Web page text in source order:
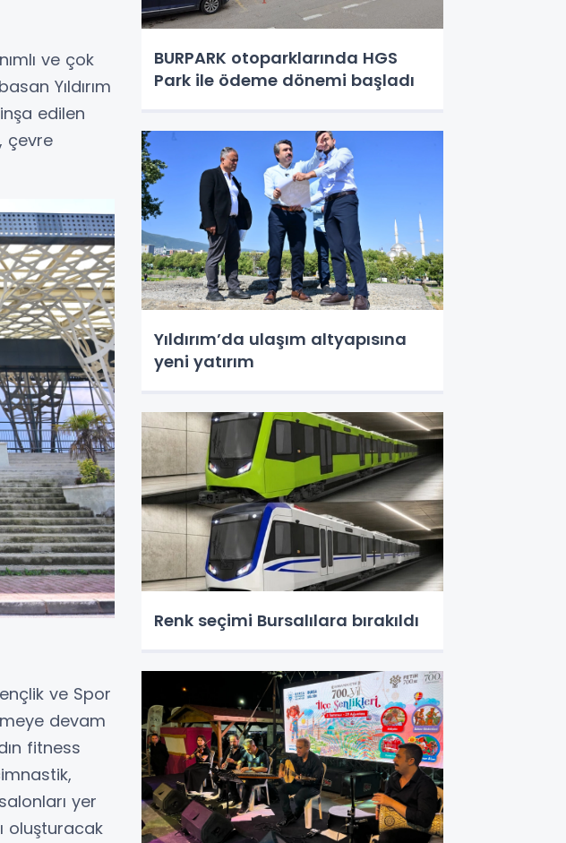
ve çok
Yıldırım
edilen
çevre
ve Spor
devam
fitness
yer
oluşturacak
BURPARK otoparklarında HGS
Park ile ödeme dönemi başladı
Yıldırım’da ulaşım altyapısına
yeni yatırım
Renk seçimi Bursalılara bırakıldı